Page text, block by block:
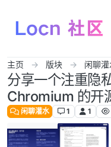
主页 版块 闲聊
分享一个注重隐
Chromium 的开
闲聊灌水 1 1